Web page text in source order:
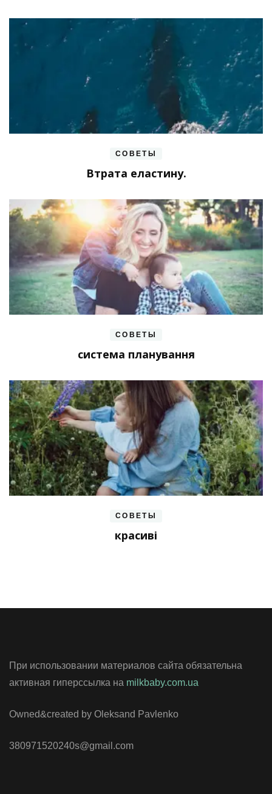
СОВЕТЫ
Втрата еластину.
СОВЕТЫ
система планування
СОВЕТЫ
красиві
При использовании материалов сайта обязательна
активная гиперссылка на milkbaby.com.ua
Owned&created by Oleksand Pavlenko
380971520240s@gmail.com